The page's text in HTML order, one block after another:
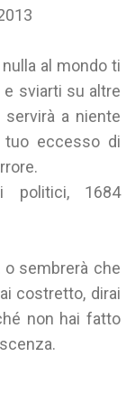
al mondo ti
sviarti su altre
a niente
eccesso di
politici, 1684
o sembrerà che
costretto, dirai
non hai fatto